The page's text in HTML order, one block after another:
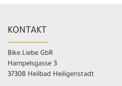
KONTAKT
Bike.Liebe GbR
Hampelsgasse 3
37308 Heilbad Heiligenstadt